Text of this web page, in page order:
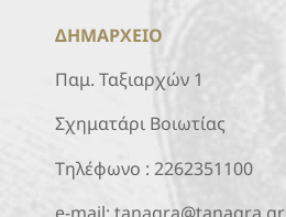
ΔΗΜΑΡΧΕΙΟ
Παμ. Ταξιαρχών 1
Σχηματάρι Βοιωτίας
Τηλέφωνο : 2262351100